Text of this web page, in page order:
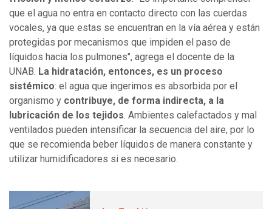
que el agua no entra en contacto directo con las cuerdas
vocales, ya que estas se encuentran en la vía aérea y están
protegidas por mecanismos que impiden el paso de
líquidos hacia los pulmones", agrega el docente de la
UNAB. La hidratación, entonces, es un proceso
sistémico: el agua que ingerimos es absorbida por el
organismo y contribuye, de forma indirecta, a la
lubricación de los tejidos. Ambientes calefactados y mal
ventilados pueden intensificar la secuencia del aire, por lo
que se recomienda beber líquidos de manera constante y
utilizar humidificadores si es necesario.